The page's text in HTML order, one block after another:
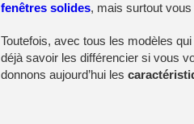
fenêtres solides, mais surtout
Toutefois, avec tous les modèles
déjà savoir les différencier si vous
donnons aujourd’hui les